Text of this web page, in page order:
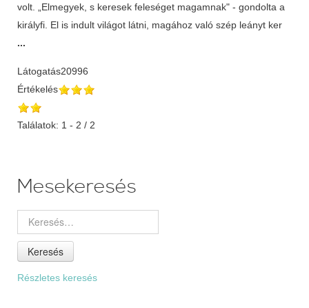
volt. „Elmegyek, s keresek feleséget magamnak" - gondolta a
királyfi. El is indult világot látni, magához való szép leányt ker
...
Látogatás20996
Értékelés
Találatok: 1 - 2 / 2
Mesekeresés
Keresés
Részletes keresés